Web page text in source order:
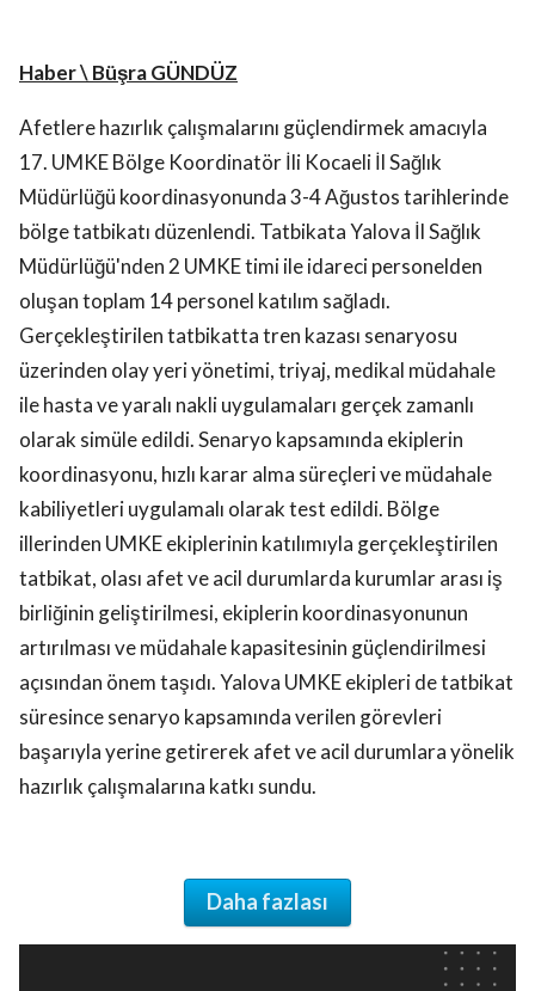
Haber \ Büşra GÜNDÜZ
Afetlere hazırlık çalışmalarını güçlendirmek amacıyla
17. UMKE Bölge Koordinatör İli Kocaeli İl Sağlık
Müdürlüğü koordinasyonunda 3-4 Ağustos tarihlerinde
bölge tatbikatı düzenlendi. Tatbikata Yalova İl Sağlık
Müdürlüğü'nden 2 UMKE timi ile idareci personelden
oluşan toplam 14 personel katılım sağladı.
Gerçekleştirilen tatbikatta tren kazası senaryosu
üzerinden olay yeri yönetimi, triyaj, medikal müdahale
ile hasta ve yaralı nakli uygulamaları gerçek zamanlı
olarak simüle edildi. Senaryo kapsamında ekiplerin
koordinasyonu, hızlı karar alma süreçleri ve müdahale
kabiliyetleri uygulamalı olarak test edildi. Bölge
illerinden UMKE ekiplerinin katılımıyla gerçekleştirilen
tatbikat, olası afet ve acil durumlarda kurumlar arası iş
birliğinin geliştirilmesi, ekiplerin koordinasyonunun
artırılması ve müdahale kapasitesinin güçlendirilmesi
açısından önem taşıdı. Yalova UMKE ekipleri de tatbikat
süresince senaryo kapsamında verilen görevleri
başarıyla yerine getirerek afet ve acil durumlara yönelik
hazırlık çalışmalarına katkı sundu.
Daha fazlası